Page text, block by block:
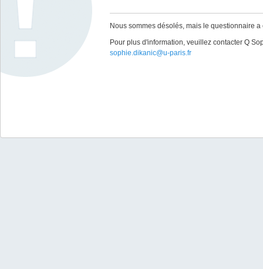
Nous sommes désolés, mais le questionnaire
Pour plus d'information, veuillez contacter Q
sophie.dikanic@u-paris.fr